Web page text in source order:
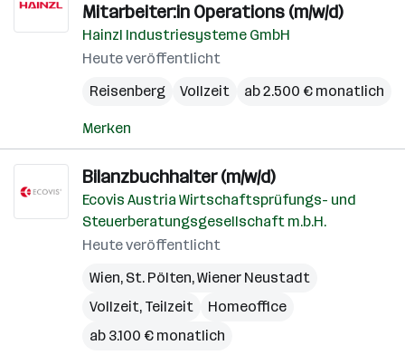
Mitarbeiter:in Operations (m/w/d)
Hainzl Industriesysteme GmbH
Heute veröffentlicht
Reisenberg
Vollzeit ab 2.500 € monatlich
Merken
Bilanzbuchhalter (m/w/d)
Ecovis Austria Wirtschaftsprüfungs- und
Steuerberatungsgesellschaft m.b.H.
Heute veröffentlicht
Wien, St. Pölten,Wiener Neustadt
Vollzeit, Teilzeit
Homeoffice
ab 3.100 € monatlich